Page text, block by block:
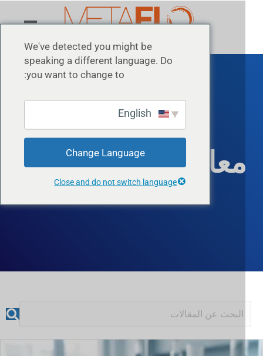
سائل الحفر
We've detected you might be
speaking a different language. Do
you want to change to:
English
Change Language
Close and do not switch language